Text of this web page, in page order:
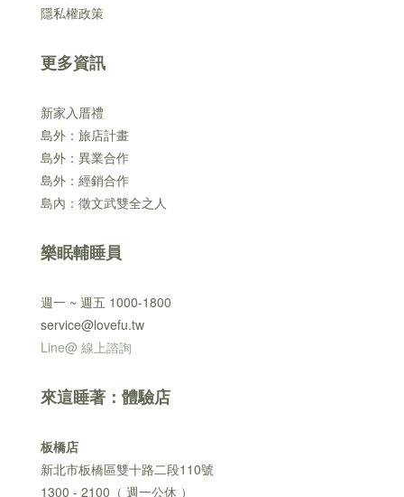
隱私權政策
更多資訊
新家入厝禮
島外：旅店計畫
島外：異業合作
島外：經銷合作
島內：徵文武雙全之人
樂眠輔睡員
週一 ~ 週五 1000-1800
service@lovefu.tw
Line@ 線上諮詢
來這睡著：體驗店
板橋店
新北市板橋區雙十路二段110號
1300 - 2100（ 週一公休 ）